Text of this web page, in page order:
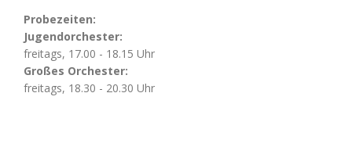
Probezeiten:
Jugendorchester:
freitags, 17.00 - 18.15 Uhr
Großes Orchester:
freitags, 18.30 - 20.30 Uhr